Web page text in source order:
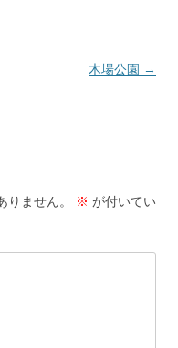
木場公園 →
ません。 ※ が付いてい